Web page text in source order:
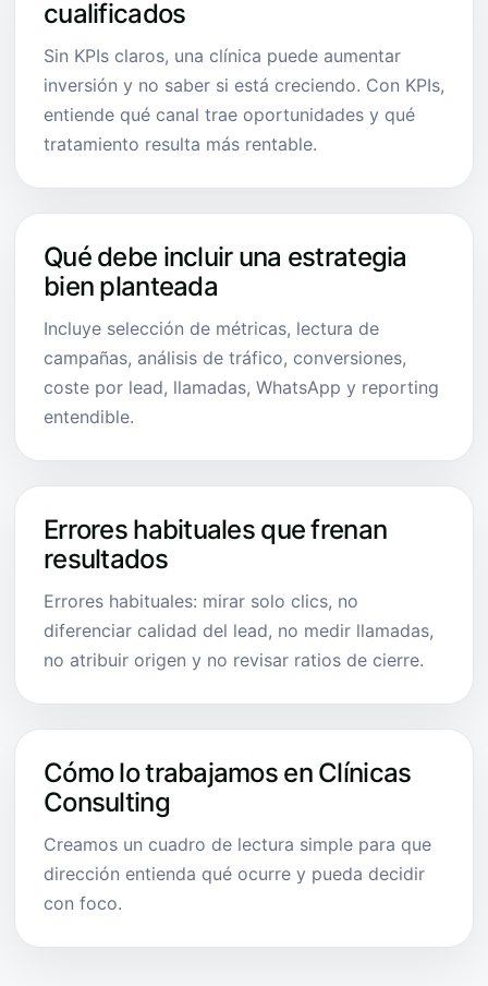
cualificados
Sin KPIs claros, una clínica puede aumentar
inversión y no saber si está creciendo. Con KPIs,
entiende qué canal trae oportunidades y qué
tratamiento resulta más rentable.
Qué debe incluir una estrategia
bien planteada
Incluye selección de métricas, lectura de
campañas, análisis de tráfico, conversiones,
coste por lead, llamadas, WhatsApp y reporting
entendible.
Errores habituales que frenan
resultados
Errores habituales: mirar solo clics, no
diferenciar calidad del lead, no medir llamadas,
no atribuir origen y no revisar ratios de cierre.
Cómo lo trabajamos en Clínicas
Consulting
Creamos un cuadro de lectura simple para que
dirección entienda qué ocurre y pueda decidir
con foco.